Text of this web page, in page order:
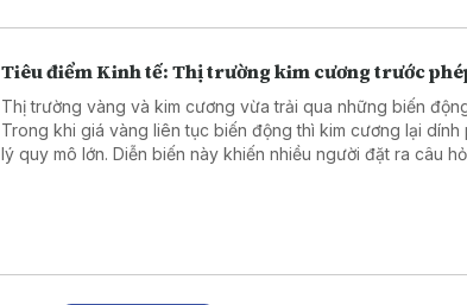
Tiêu điểm Kinh tế: Thị trường kim cương trước
Thị trường vàng và kim cương vừa trải qua những biến
Trong khi giá vàng liên tục biến động thì kim cương lại
lý quy mô lớn. Diễn biến này khiến nhiều người đặt ra câu hỏi về pháp lý và lựa